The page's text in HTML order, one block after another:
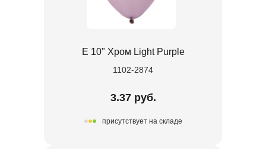
Е 10" Хром Light Purple
1102-2874
3.37 руб.
присутствует на складе